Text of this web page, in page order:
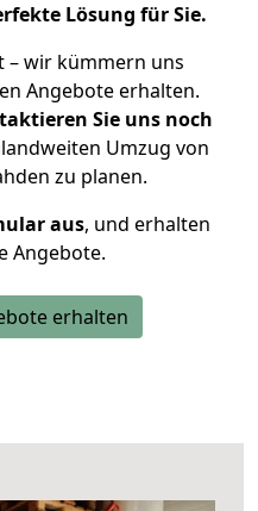
Lösung für Sie.
– wir kümmern uns
Angebote erhalten.
Sie uns noch
Umzug von
zu planen.
aus, und erhalten
Angebote.
erhalten